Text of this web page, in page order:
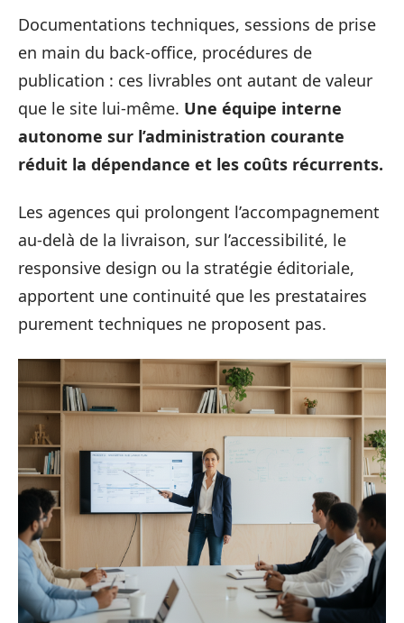
Documentations techniques, sessions de prise
en main du back-office, procédures de
publication : ces livrables ont autant de valeur
que le site lui-même. Une équipe interne
autonome sur l’administration courante
réduit la dépendance et les coûts récurrents.
Les agences qui prolongent l’accompagnement
au-delà de la livraison, sur l’accessibilité, le
responsive design ou la stratégie éditoriale,
apportent une continuité que les prestataires
purement techniques ne proposent pas.